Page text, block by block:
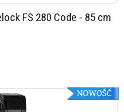
FS 280 Code - 85 cm